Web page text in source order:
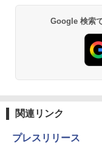
Google 検索
関連リンク
プレスリリース